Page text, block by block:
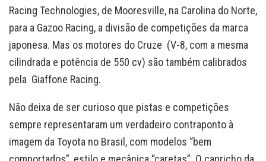
Racing Technologies, de Mooresville, na Carolina do Norte,
para a Gazoo Racing, a divisão de competições da marca
japonesa. Mas os motores do Cruze (V-8, com a mesma
cilindrada e potência de 550 cv) são também calibrados
pela Giaffone Racing.
Não deixa de ser curioso que pistas e competições
sempre representaram um verdadeiro contraponto à
imagem da Toyota no Brasil, com modelos “bem